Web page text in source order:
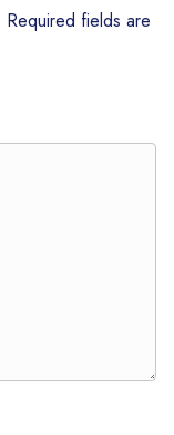
Required fields are